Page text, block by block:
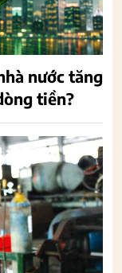
nước tăng
tiền?